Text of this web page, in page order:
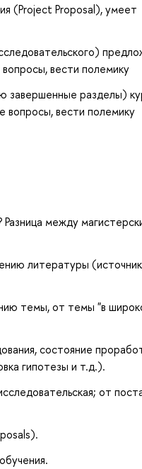
(Project Proposal), умеет
вести полемику
завершенные разделы)
вопросы, вести полемику
между
литературы
темы, от темы "в
состояние
гипотезы и т.д.).
от